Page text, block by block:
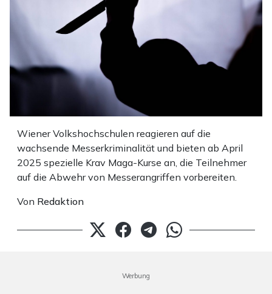
Wiener Volkshochschulen reagieren auf die
wachsende Messerkriminalität und bieten ab April
2025 spezielle Krav Maga-Kurse an, die Teilnehmer
auf die Abwehr von Messerangriffen vorbereiten.
Von Redaktion
Werbung